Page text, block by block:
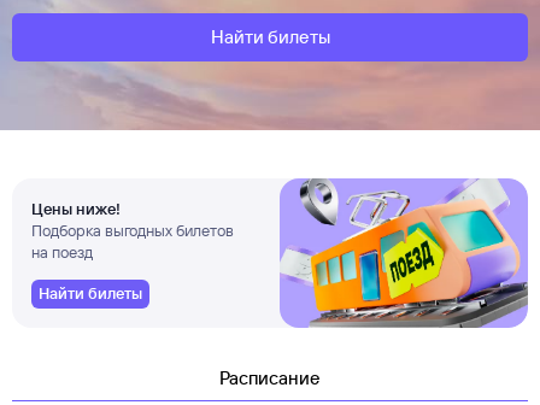
Найти билеты
Цены ниже!
Подборка выгодных билетов
на поезд
Найти билеты
Расписание